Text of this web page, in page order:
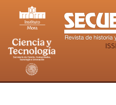
Detalles de autor/a